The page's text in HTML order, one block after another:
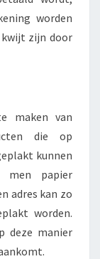
worden
zijn door
maken van
die op
kunnen
men papier
adres kan zo
worden.
deze manier